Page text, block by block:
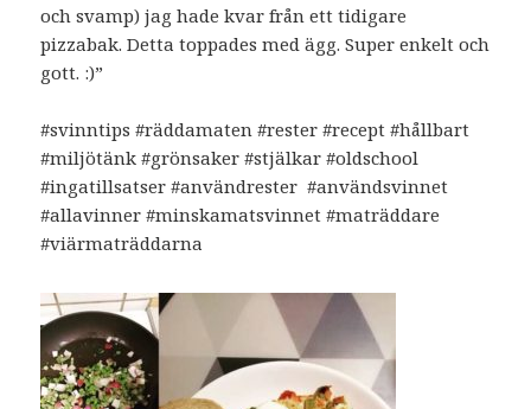
och svamp) jag hade kvar från ett tidigare
pizzabak. Detta toppades med ägg. Super enkelt och
gott. :)”
#svinntips #räddamaten #rester #recept #hållbart
#miljötänk #grönsaker #stjälkar #oldschool
#ingatillsatser #användrester #användsvinnet
#allavinner #minskamatsvinnet #maträddare
#viärmaträddarna